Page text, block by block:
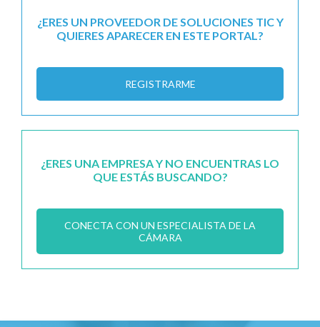
¿ERES UN PROVEEDOR DE SOLUCIONES TIC Y
QUIERES APARECER EN ESTE PORTAL?
REGISTRARME
¿ERES UNA EMPRESA Y NO ENCUENTRAS LO
QUE ESTÁS BUSCANDO?
CONECTA CON UN ESPECIALISTA DE LA
CÁMARA